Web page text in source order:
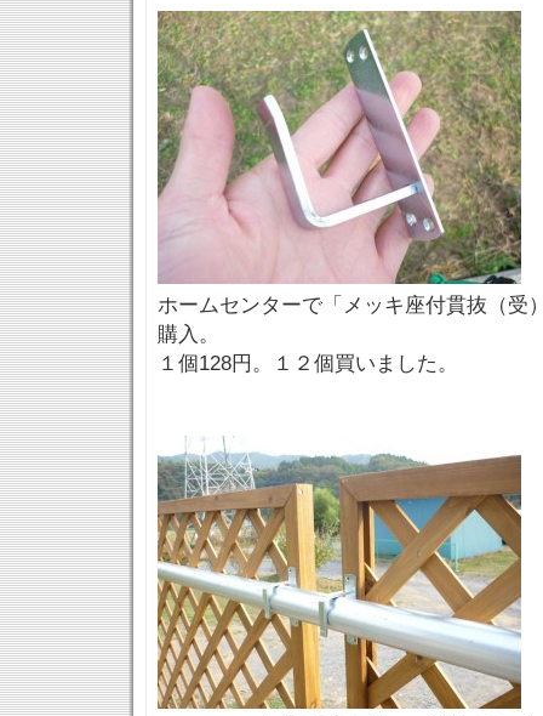
ホームセンターで「メッキ座付貫抜（受
購入。
１個128円。１２個買いました。